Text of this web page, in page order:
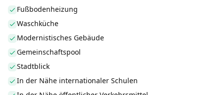
Fußbodenheizung
Waschküche
Modernistisches Gebäude
Gemeinschaftspool
Stadtblick
In der Nähe internationaler Schulen